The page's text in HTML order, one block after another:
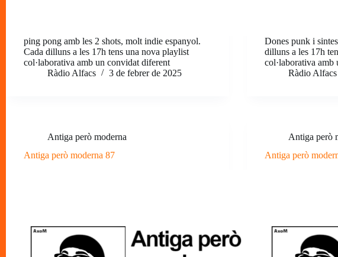
ping pong amb les 2 shots, molt indie espanyol.
Cada dilluns a les 17h tens una nova playlist
col·laborativa amb un convidat diferent
Ràdio Alfacs
3 de febrer de 2025
Dones punk i
dilluns a les 17h
col·laborativa
Ràdio Alfacs
Antiga però moderna
Antiga però moderna 87
Antiga però
Antiga però